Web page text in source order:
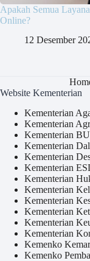
Apakah Semua
Online?
12 Desember
Website Kementerian
Kementerian
Kementerian
Kementerian
Kementerian
Kementerian
Kementerian
Kementerian
Kementerian
Kementerian
Kementerian
Kementerian
Kementerian
Kemenko
Kemenko